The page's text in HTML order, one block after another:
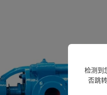
检测到
否跳